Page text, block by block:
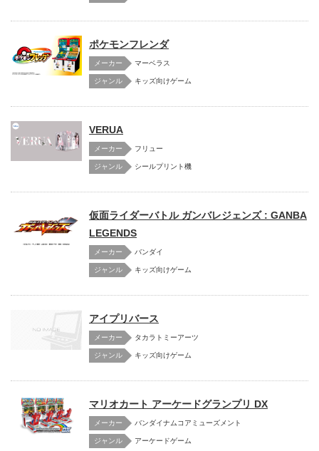
ポケモンフレンダ
メーカー マーベラス
キッズ向けゲーム
VERUA
メーカー フリュー
シールプリント機
仮面ライダーバトル ガンバレジェンズ : GANBA
LEGENDS
メーカー バンダイ
キッズ向けゲーム
アイプリバース
メーカー タカラトミーアーツ
キッズ向けゲーム
マリオカート アーケードグランプリ DX
メーカー バンダイナムコアミューズメント
アーケードゲーム